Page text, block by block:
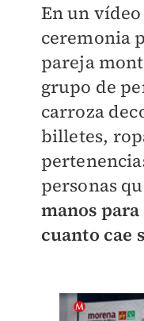
En un
ceremonia
pareja
grupo de
carroza
billetes,
personas
manos
cuanto cae